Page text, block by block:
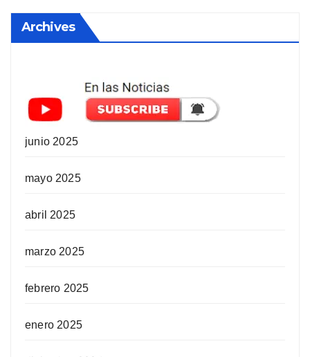
Archives
junio 2025
mayo 2025
abril 2025
marzo 2025
febrero 2025
enero 2025